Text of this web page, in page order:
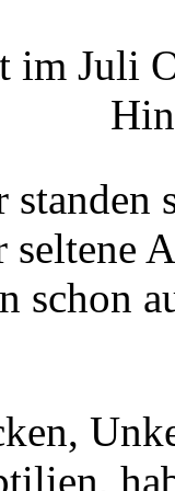
Juli
standen
seltene
schon